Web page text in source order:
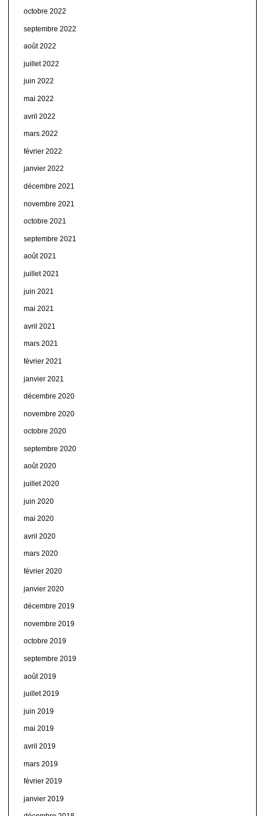
octobre 2022
septembre 2022
août 2022
juillet 2022
juin 2022
mai 2022
avril 2022
mars 2022
février 2022
janvier 2022
décembre 2021
novembre 2021
octobre 2021
septembre 2021
août 2021
juillet 2021
juin 2021
mai 2021
avril 2021
mars 2021
février 2021
janvier 2021
décembre 2020
novembre 2020
octobre 2020
septembre 2020
août 2020
juillet 2020
juin 2020
mai 2020
avril 2020
mars 2020
février 2020
janvier 2020
décembre 2019
novembre 2019
octobre 2019
septembre 2019
août 2019
juillet 2019
juin 2019
mai 2019
avril 2019
mars 2019
février 2019
janvier 2019